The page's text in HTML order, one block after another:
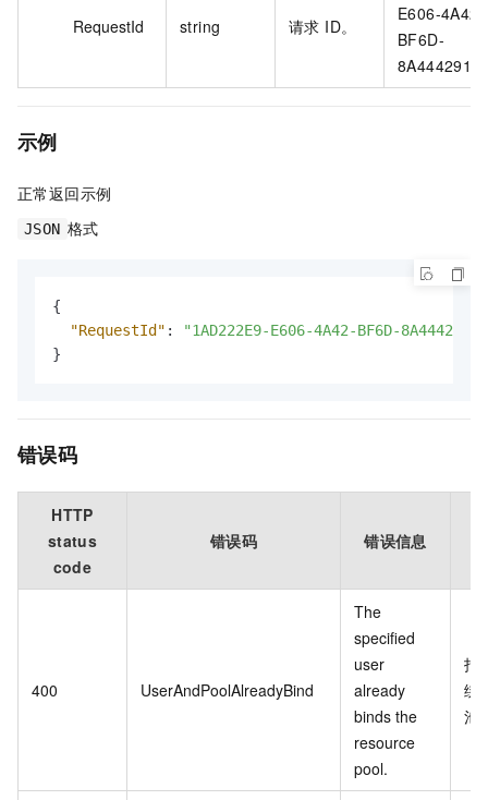
RequestId string 请求 ID。
E606-4A42-
BF6D-
示例
正常返回示例
JSON 格式
{
"RequestId" :
"1AD222E9-E606-4A42-BF6D-
}
错误码
HTTP
status
code
错误码 错误信息
400 UserAndPoolAlreadyBind
The
specified
user
already
binds the
resource
pool.
指
绑
池